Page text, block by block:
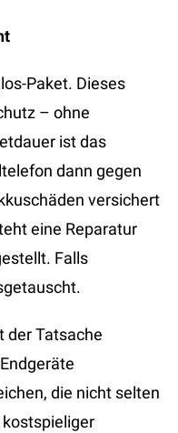
Paket. Dieses
– ohne
ist das
dann gegen
versichert
eine Reparatur
Falls
der Tatsache
die nicht selten